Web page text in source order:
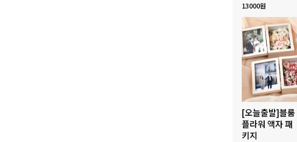
13000원
[오늘출발]블룸
플라워 액자 패
키지